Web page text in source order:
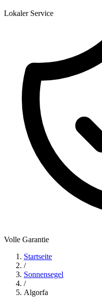
Lokaler Service
Volle Garantie
Startseite
/
Sonnensegel
/
Algorfa